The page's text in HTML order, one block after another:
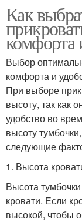
Как
комфорта
Выбор
комфорта и
При выборе
высоту, так как
удобство во
высоту
следующие
1. Высота
Высота
кровати. Если
высокой, чтобы